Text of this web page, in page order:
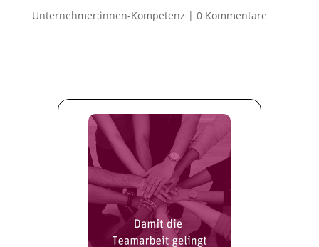
Unternehmer:innen-Kompetenz | 0 Kommentare